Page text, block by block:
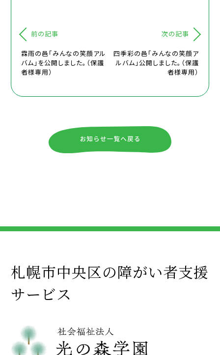
前の記事
霖雨の邑「みんなの笑顔アル
バム」を公開しました。（保護
者様専用）
次の記事
四季彩の邑「みんなの笑顔ア
ルバム」公開しました。（保護
者様専用）
札幌市中央区の障がい者支援
サービス